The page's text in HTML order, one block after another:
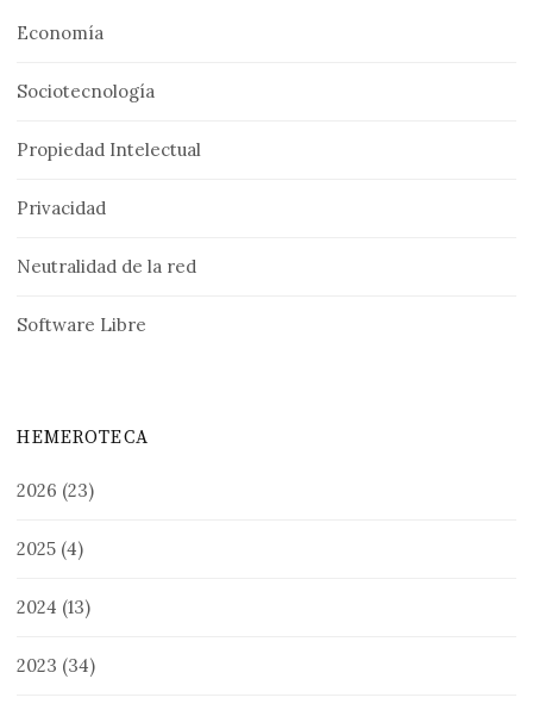
Economía
Sociotecnología
Propiedad Intelectual
Privacidad
Neutralidad de la red
Software Libre
HEMEROTECA
2026 (23)
2025 (4)
2024 (13)
2023 (34)